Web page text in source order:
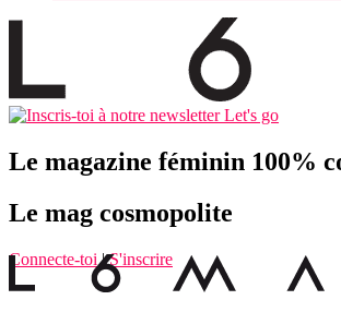
Let's go
Le magazine féminin 100%
Le mag cosmopolite
Connecte-toi|S'inscrire